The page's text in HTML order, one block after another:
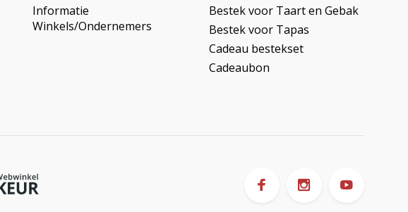
Informatie
Winkels/Ondernemers
Bestek voor Taart en Gebak
Bestek voor Tapas
Cadeau bestekset
Cadeaubon